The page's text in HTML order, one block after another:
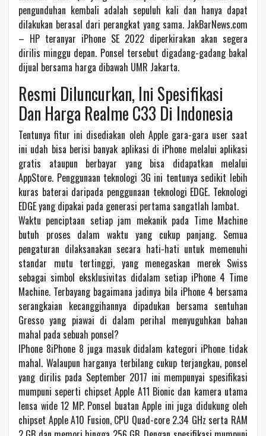
pengunduhan kembali adalah sepuluh kali dan hanya dapat
dilakukan berasal dari perangkat yang sama. JakBarNews.com
– HP teranyar iPhone SE 2022 diperkirakan akan segera
dirilis minggu depan. Ponsel tersebut digadang-gadang bakal
dijual bersama harga dibawah UMR Jakarta.
Resmi Diluncurkan, Ini Spesifikasi
Dan Harga Realme C33 Di Indonesia
Tentunya fitur ini disediakan oleh Apple gara-gara user saat
ini udah bisa berisi banyak aplikasi di iPhone melalui aplikasi
gratis ataupun berbayar yang bisa didapatkan melalui
AppStore. Penggunaan teknologi 3G ini tentunya sedikit lebih
kuras baterai daripada penggunaan teknologi EDGE. Teknologi
EDGE yang dipakai pada generasi pertama sangatlah lambat.
Waktu penciptaan setiap jam mekanik pada Time Machine
butuh proses dalam waktu yang cukup panjang. Semua
pengaturan dilaksanakan secara hati-hati untuk memenuhi
standar mutu tertinggi, yang menegaskan merek Swiss
sebagai simbol eksklusivitas didalam setiap iPhone 4 Time
Machine. Terbayang bagaimana jadinya bila iPhone 4 bersama
serangkaian kecanggihannya dipadukan bersama sentuhan
Gresso yang piawai di dalam perihal menyuguhkan bahan
mahal pada sebuah ponsel?
IPhone 8iPhone 8 juga masuk didalam kategori iPhone tidak
mahal. Walaupun harganya terbilang cukup terjangkau, ponsel
yang dirilis pada September 2017 ini mempunyai spesifikasi
mumpuni seperti chipset Apple A11 Bionic dan kamera utama
lensa wide 12 MP. Ponsel buatan Apple ini juga didukung oleh
chipset Apple A10 Fusion, CPU Quad-core 2.34 GHz serta RAM